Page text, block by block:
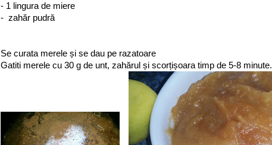
- 1 lingura de miere
- zahăr pudră
Se curata merele și se dau pe razatoare
Gatiti merele cu 30 g de unt, zahărul și scorțișoara timp de 5-8 minute.